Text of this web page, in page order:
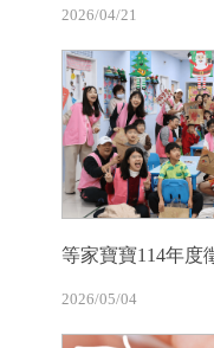
2026/04/21
等家寶寶114年度
2026/05/04